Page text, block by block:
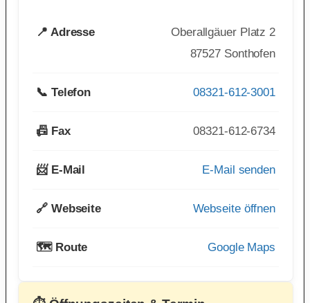
📍 Adresse
Oberallgäuer Platz 2
87527 Sonthofen
📞 Telefon 08321-612-3001
📠 Fax 08321-612-6734
📨 E-Mail E-Mail senden
🔗 Webseite Webseite öffnen
🗺️ Route Google Maps